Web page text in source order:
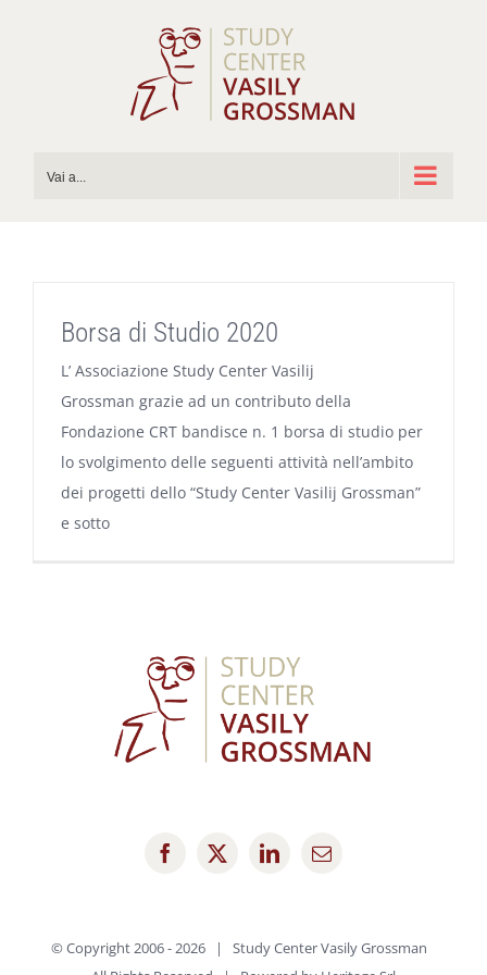
Vai a...
Borsa di Studio 2020
L’ Associazione Study Center Vasilij
Grossman grazie ad un contributo della
Fondazione CRT bandisce n. 1 borsa di studio per
lo svolgimento delle seguenti attività nell’ambito
dei progetti dello “Study Center Vasilij Grossman”
e sotto
© Copyright 2006 -2026 | Study Center Vasily Grossman